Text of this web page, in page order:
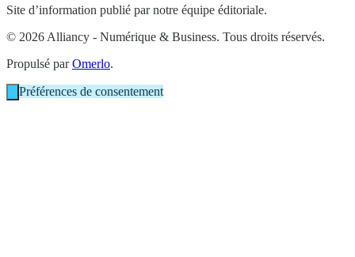
Site d’information publié par notre équipe éditoriale.
© 2026 Alliancy - Numérique & Business. Tous droits réservés.
Propulsé parOmerlo.
Préférences de consentement